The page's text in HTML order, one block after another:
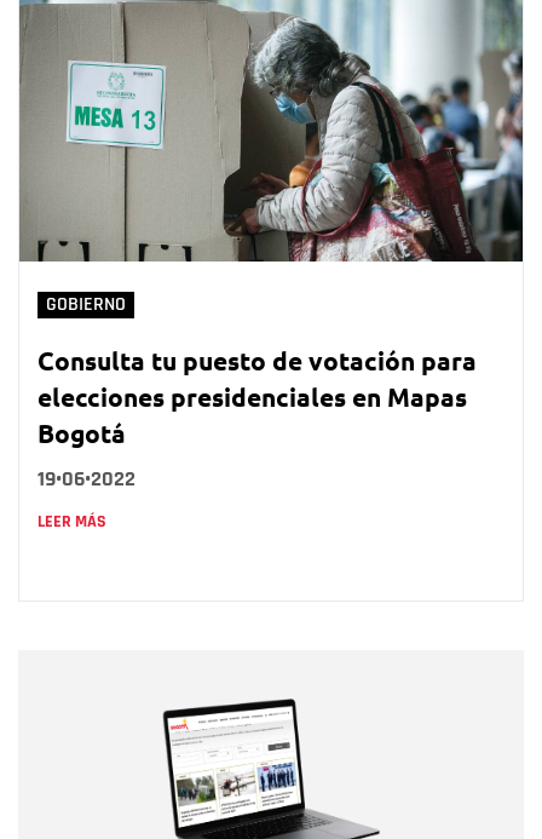
GOBIERNO
Consulta tu puesto de votación para
elecciones presidenciales en Mapas
Bogotá
19•06•2022
LEER MÁS
Correo electrónico